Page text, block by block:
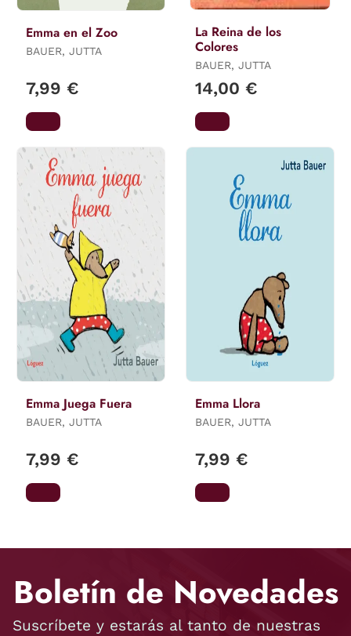
Emma en el Zoo
BAUER, JUTTA
7,99 €
La Reina de los
Colores
BAUER, JUTTA
14,00 €
Emma Juega Fuera
BAUER, JUTTA
7,99 €
Emma Llora
BAUER, JUTTA
7,99 €
Boletín de Novedades
Suscríbete y estarás al tanto de nuestras